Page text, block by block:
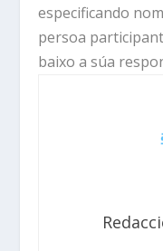
especificando
persoa
baixo a súa